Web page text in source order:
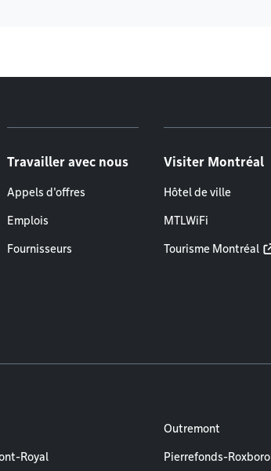
Travailler avec nous
Appels d'offres
Emplois
Fournisseurs
Visiter Montréal
Hôtel de ville
MTLWiFi
Tourisme Montréal
Royal
Outremont
Pierrefonds-Roxboro